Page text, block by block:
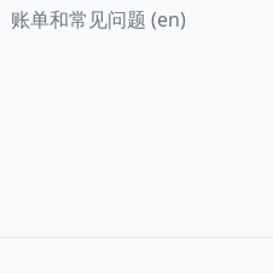
账单和常见问题 (en)